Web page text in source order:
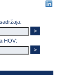
HOV: